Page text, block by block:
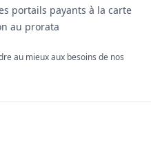
portails payants à la carte
au prorata
au mieux aux besoins de nos